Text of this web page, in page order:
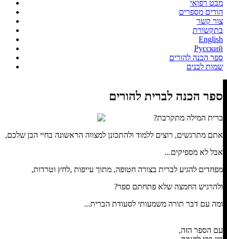
מבט רפואי
הורים מספרים
צור קשר
בתקשורת
English
Русский
ספר הכנה להורים
שמות לבנים
ספר הכנה לברית להורים
ברית המילה מתקרבת?
אתם מתרגשים, רוצים ללמוד ולהתכונן למצווה הראשונה בחיי הבן שלכם,
אבל לא מספיקים...
מפחדים להגיע לברית בצורה חטופה, מתוך עייפות ,לחץ וטרדות,
ולהרגיש החמצה שלא פתחתם ספר?
ומה עם דבר תורה משמעותי לסעודת הברית...
עם הספר הזה,